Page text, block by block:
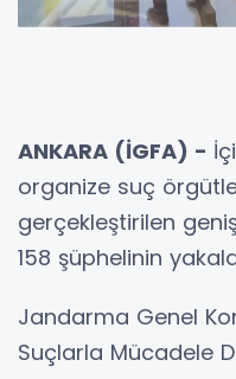
ANKARA (İGFA) -
organize suç
gerçekleştirilen
158 şüphelinin
Jandarma Genel
Suçlarla Mücadele